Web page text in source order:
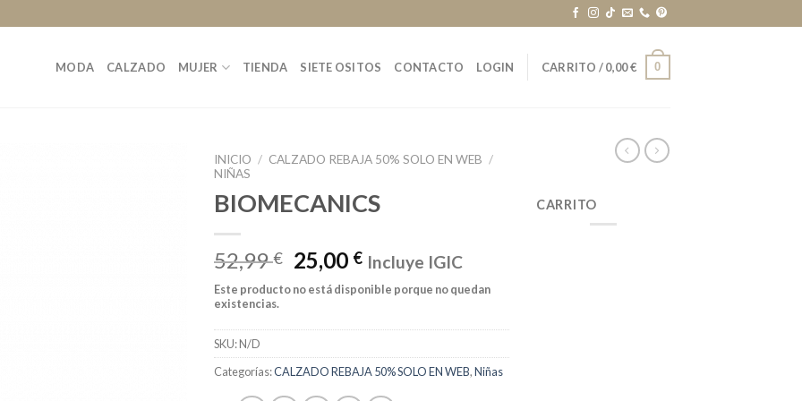
MODA CALZADO MUJER TIENDA SIETE OSITOS CONTACTO LOGIN CARRITO /0,00€ 0
INICIO / CALZADO REBAJA 50% SOLO EN WEB /
NIÑAS
BIOMECANICS
52,99€ 25,00 € Incluye IGIC
Este producto no está disponible porque no quedan
existencias.
SKU:N/D
Categorías:CALZADO REBAJA 50% SOLO EN WEB,Niñas
CARRITO